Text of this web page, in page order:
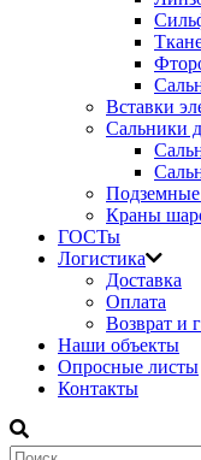
Вставки
Сальники
Краны
ГОСТы
Логистика
Доставка
Оплата
Возврат и
Наши объекты
Опросные листы
Контакты